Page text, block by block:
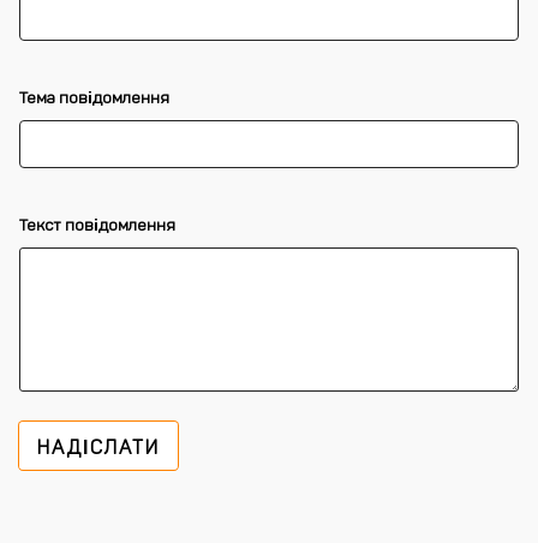
Тема повідомлення
Текст повідомлення
НАДІСЛАТИ